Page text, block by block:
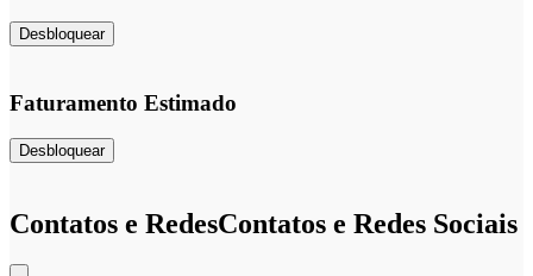
Desbloquear
Faturamento Estimado
Desbloquear
Contatos e RedesContatos e Redes Sociais